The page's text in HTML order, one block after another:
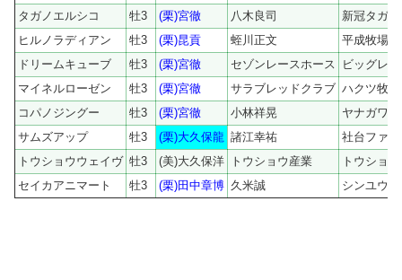
タガノエルシコ
牡3 (栗)宮徹 八木良司
新冠タガ
ヒルノラディアン
牡3 (栗)昆貢 蛭川正文
平成牧場
ドリームキューブ
牡3 (栗)宮徹 セゾンレースホース
ビッグレ
マイネルローゼン
牡3 (栗)宮徹 サラブレッドクラブ ハクツ牧場
コパノジングー
牡3 (栗)宮徹 小林祥晃
ヤナガワ
サムズアップ
牡3 (栗)大久保龍 諸江幸祐
社台ファ
トウショウウェイヴ 牡3 (美)大久保洋 トウショウ産業
トウショ
セイカアニマート
牡3 (栗)田中章博 久米誠 シンユウ